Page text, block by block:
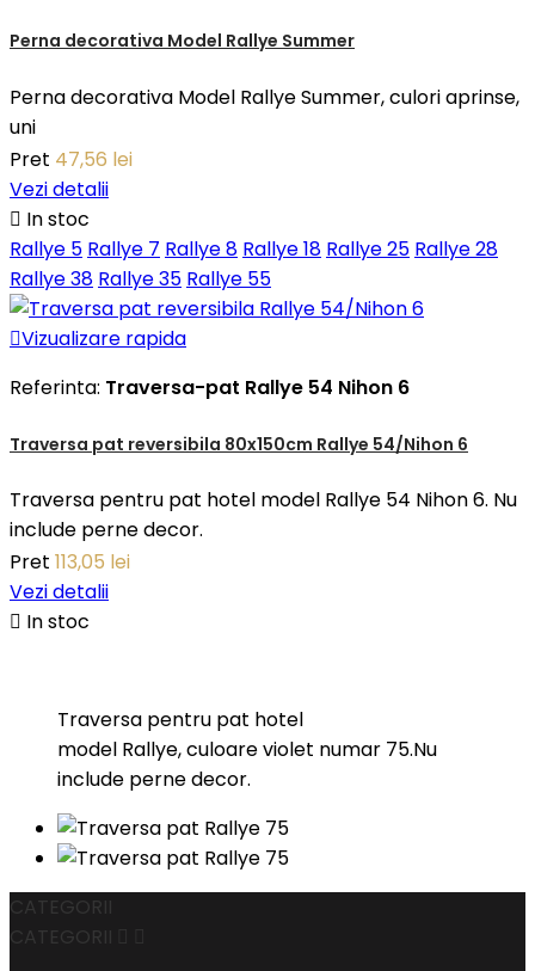
Perna decorativa Model Rallye Summer
Perna decorativa Model Rallye Summer, culori aprinse,
uni
Pret 47,56 lei
Vezi detalii
 In stoc
Rallye 5 Rallye 7 Rallye 8 Rallye 18 Rallye 25 Rallye 28
Rallye 38 Rallye 35 Rallye 55
Vizualizare rapida
Referinta: Traversa-pat Rallye 54 Nihon 6
Traversa pat reversibila 80x150cm Rallye 54/Nihon 6
Traversa pentru pat hotel model Rallye 54 Nihon 6. Nu
include perne decor.
Pret 113,05 lei
Vezi detalii
 In stoc
Traversa pentru pat hotel
model Rallye, culoare violet numar 75.Nu
include perne decor.
CATEGORII
CATEGORII